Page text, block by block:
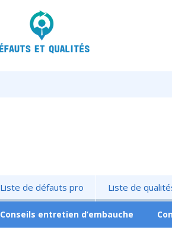
Liste de défauts pro Liste de
Conseils entretien d’embauche